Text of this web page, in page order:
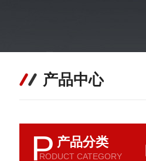
产品中心
P 产品分类
RODUCT CATEGORY